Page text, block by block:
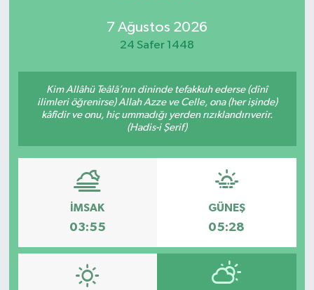
7 Ağustos 2026
24 Safer 1448
Kim Allâhü Teâlâ’nın dininde tefakkuh ederse (dînî
ilimleri öğrenirse) Allah Azze ve Celle, ona (her işinde)
kâfîdir ve onu, hiç ummadığı yerden rızıklandırıverir.
(Hadis-i Şerif)
İMSAK
03:55
GÜNEŞ
05:28
Tüm Manşetler
Haber Arşivi